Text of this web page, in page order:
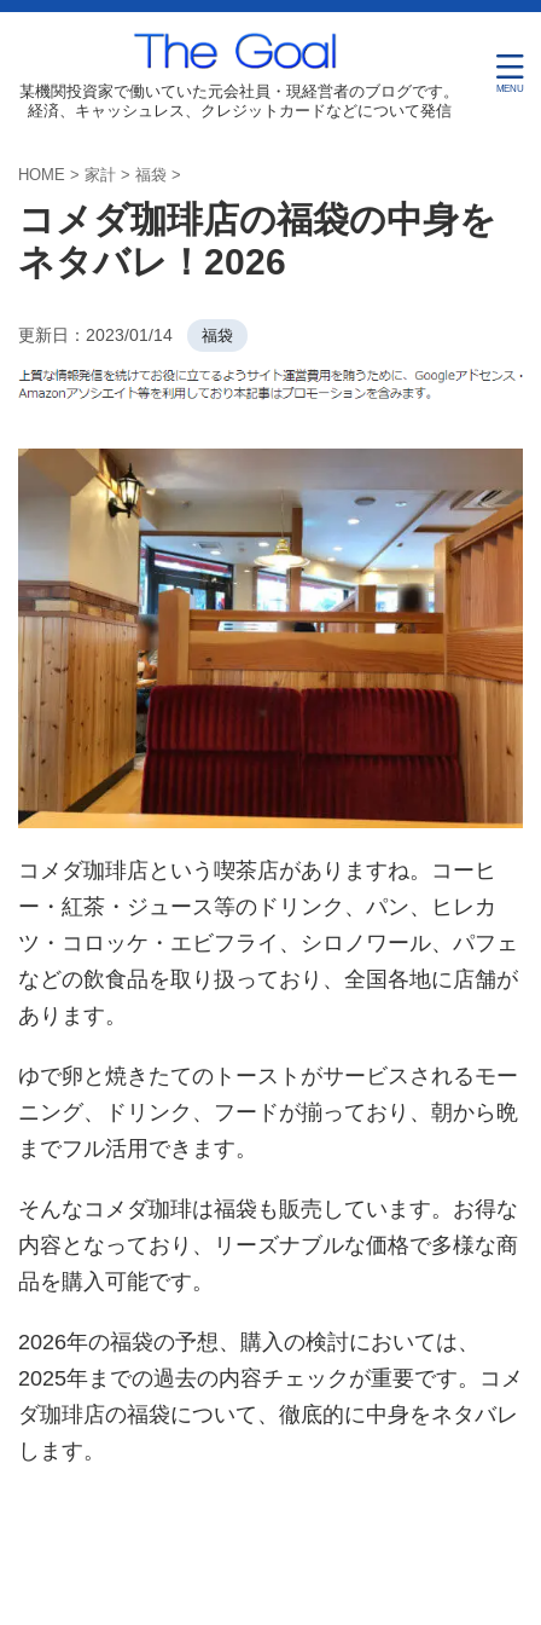
某機関投資家で働いていた元会社員・現経営者のブログです。
経済、キャッシュレス、クレジットカードなどについて発信
HOME > 家計 > 福袋 >
コメダ珈琲店の福袋の中身を
ネタバレ！2026
更新日： 2023/01/14 福袋
コメダ珈琲店という喫茶店がありますね。コーヒ
ー・紅茶・ジュース等のドリンク、パン、ヒレカ
ツ・コロッケ・エビフライ、シロノワール、パフェ
などの飲食品を取り扱っており、全国各地に店舗が
あります。
ゆで卵と焼きたてのトーストがサービスされるモー
ニング、ドリンク、フードが揃っており、朝から晩
までフル活用できます。
そんなコメダ珈琲は福袋も販売しています。お得な
内容となっており、リーズナブルな価格で多様な商
品を購入可能です。
2026年の福袋の予想、購入の検討においては、
2025年までの過去の内容チェックが重要です。コメ
ダ珈琲店の福袋について、徹底的に中身をネタバレ
します。